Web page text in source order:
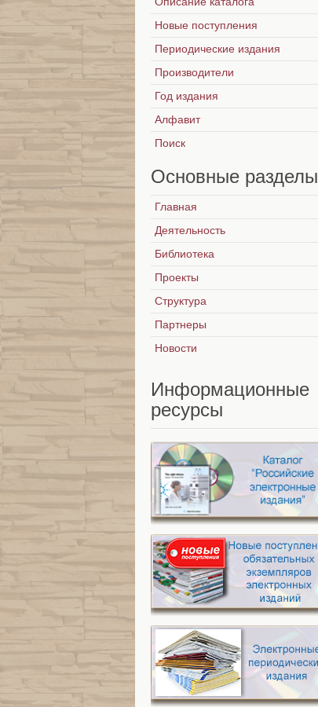
Новые поступления
Периодические издания
Производители
Год издания
Алфавит
Поиск
Основные разделы
Главная
Деятельность
Библиотека
Проекты
Структура
Партнеры
Новости
Информационные
ресурсы